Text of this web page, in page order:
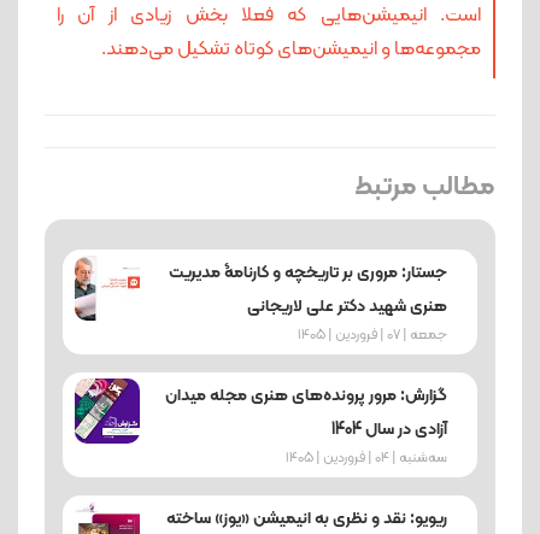
است. انیمیشن‌هایی که فعلا بخش زیادی از آن را
مجموعه‌ها و انیمیشن‌های کوتاه تشکیل می‌دهند.
مطالب مرتبط
جستار: مروری بر تاریخچه و کارنامۀ مدیریت
هنری شهید دکتر علی لاریجانی
جمعه | 07 | فروردین | 1405
گزارش: مرور پرونده‌های هنری مجله میدان
آزادی در سال 1404
ﺳﻪشنبه | 04 | فروردین | 1405
ریویو: نقد و نظری به انیمیشن «یوز» ساخته